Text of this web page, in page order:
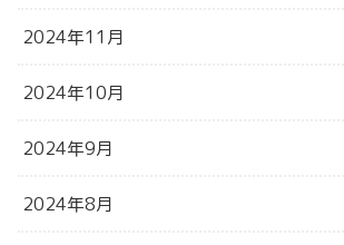
2024年11月
2024年10月
2024年9月
2024年8月